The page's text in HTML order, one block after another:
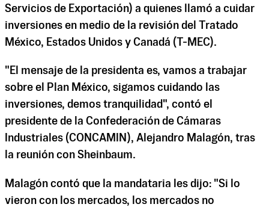
Servicios de Exportación) a quienes llamó a cuidar
inversiones en medio de la revisión del Tratado
México, Estados Unidos y Canadá (T-MEC).
"El mensaje de la presidenta es, vamos a trabajar
sobre el Plan México, sigamos cuidando las
inversiones, demos tranquilidad", contó el
presidente de la Confederación de Cámaras
Industriales (CONCAMIN), Alejandro Malagón, tras
la reunión con Sheinbaum.
Malagón contó que la mandataria les dijo: "Si lo
vieron con los mercados, los mercados no